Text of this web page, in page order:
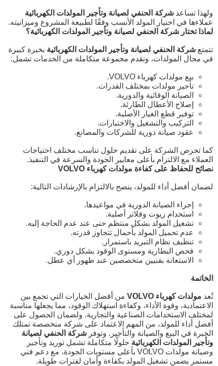
ولهذا تساعد شركة الحنفي لصيانة وتأجير المولدات الكهربائية
عملاءها في اختيار المولد الأنسب وفقًا لطبيعة المشروع وميزانيته.
لماذا تختار شركة الحنفي لصيانة وتأجير المولدات الكهربائية؟
تتمتع شركة الحنفي لصيانة وتأجير المولدات الكهربائية بخبرة كبيرة
في مجال المولدات، وتقدم مجموعة متكاملة من الخدمات تشمل:
بيع مولدات كهرباء VOLVO.
تأجير مولدات بمختلف القدرات.
الصيانة الوقائية والدورية.
إصلاح الأعطال الطارئة.
توفير قطع الغيار الأصلية.
التركيب والتشغيل والاختبارات.
عقود صيانة دورية للشركات والمصانع.
كما تحرص الشركة على تقديم حلول تناسب مختلف احتياجات
العملاء مع الالتزام بأعلى معايير الجودة والسرعة في التنفيذ.
نصائح للحفاظ على كفاءة مولدات كهرباء VOLVO
لضمان أفضل أداء للمولد، ينصح بالالتزام بالإرشادات التالية:
إجراء الصيانة الدورية في مواعيدها.
استخدام زيوت وفلاتر أصلية.
تشغيل المولد بشكل منتظم حتى عند عدم الحاجة إليه.
عدم تحميل المولد بأحمال تتجاوز قدرته.
تنظيف نظام التبريد باستمرار.
فحص البطارية ومستوى الوقود بشكل دوري.
الاستعانة بفنيين متخصصين عند ظهور أي عطل.
الخاتمة
تُعد مولدات كهرباء VOLVO
من أفضل الخيارات التي تجمع بين
الاعتمادية، وقوة الأداء، وكفاءة استهلاك الوقود، مما يجعلها مناسبة
لمختلف الاستخدامات الصناعية والتجارية. ولضمان الحصول على
أفضل أداء للمولد، من المهم الاعتماد على شركة متخصصة تمتلك
الخبرة في البيع والصيانة والتأجير. وتوفر شركة الحنفي لصيانة
وتأجير المولدات الكهربائية حلولًا متكاملة تشمل توريد وتأجير
وصيانة مولدات VOLVO بأعلى مستويات الجودة، مع دعم فني
مستمر يضمن تشغيل المولد بكفاءة وأمان لفترات طويلة.